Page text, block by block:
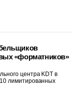
«форматников»
центра KDT в
лимитированных